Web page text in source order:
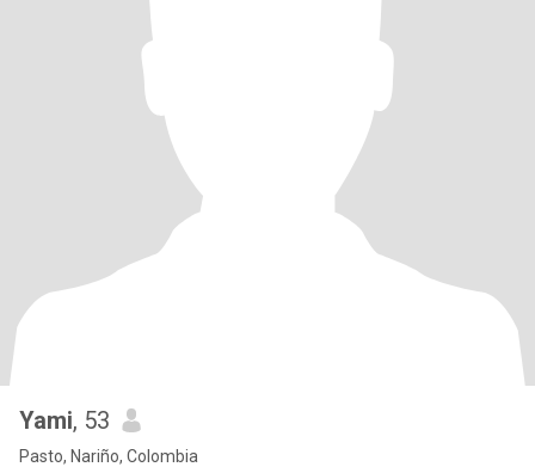
Yami, 53
Pasto, Nariño, Colombia